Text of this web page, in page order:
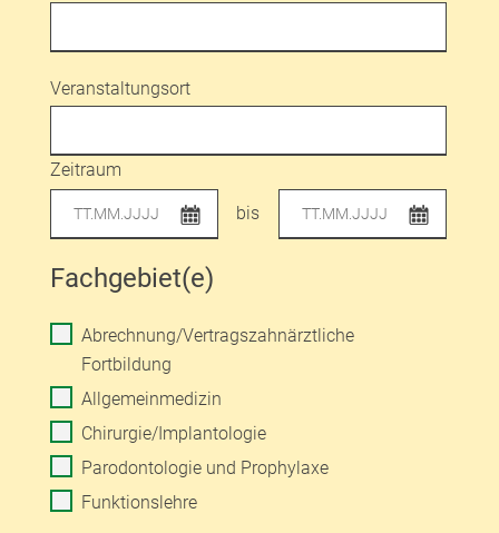
Veranstaltungsort
Zeitraum
bis
Fachgebiet(e)
Abrechnung/Vertragszahnärztliche
Fortbildung
Allgemeinmedizin
Chirurgie/Implantologie
Parodontologie und Prophylaxe
Funktionslehre